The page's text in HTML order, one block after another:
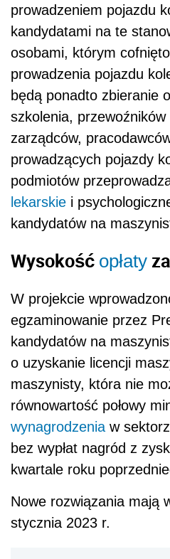
prowadzeniem pojazdu
kandydatami na te
osobami, którym
prowadzenia pojazdu
będą ponadto zbieranie
szkolenia,
zarządców,
prowadzących pojazdy
podmiotów
lekarskie i
kandydatów na
Wysokość opłaty
W projekcie
egzaminowanie przez
kandydatów na
o uzyskanie licencji
maszynisty, która nie
równowartość połowy
wynagrodzenia w
bez wypłat nagród z
kwartale roku
Nowe rozwiązania mają
stycznia 2023 r.